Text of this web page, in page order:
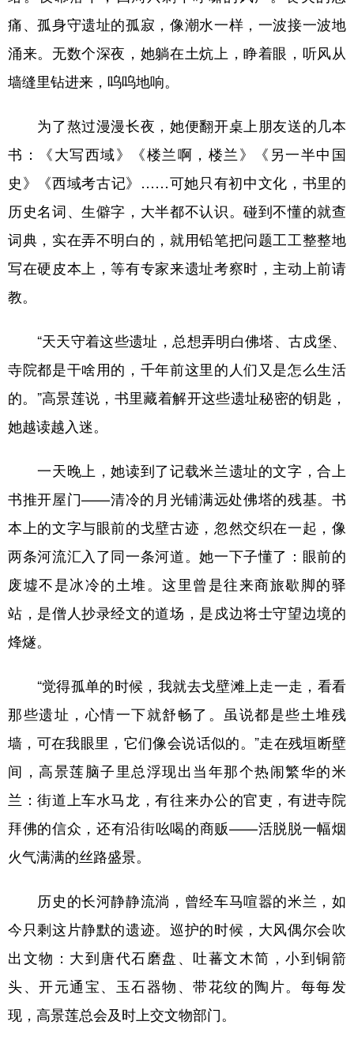
痛、孤身守遗址的孤寂，像潮水一样，一波接一波地
涌来。无数个深夜，她躺在土炕上，睁着眼，听风从
墙缝里钻进来，呜呜地响。
为了熬过漫漫长夜，她便翻开桌上朋友送的几本
书：《大写西域》《楼兰啊，楼兰》《另一半中国
史》《西域考古记》……可她只有初中文化，书里的
历史名词、生僻字，大半都不认识。碰到不懂的就查
词典，实在弄不明白的，就用铅笔把问题工工整整地
写在硬皮本上，等有专家来遗址考察时，主动上前请
教。
“天天守着这些遗址，总想弄明白佛塔、古戍堡、
寺院都是干啥用的，千年前这里的人们又是怎么生活
的。”高景莲说，书里藏着解开这些遗址秘密的钥匙，
她越读越入迷。
一天晚上，她读到了记载米兰遗址的文字，合上
书推开屋门——清冷的月光铺满远处佛塔的残基。书
本上的文字与眼前的戈壁古迹，忽然交织在一起，像
两条河流汇入了同一条河道。她一下子懂了：眼前的
废墟不是冰冷的土堆。这里曾是往来商旅歇脚的驿
站，是僧人抄录经文的道场，是戍边将士守望边境的
烽燧。
“觉得孤单的时候，我就去戈壁滩上走一走，看看
那些遗址，心情一下就舒畅了。虽说都是些土堆残
墙，可在我眼里，它们像会说话似的。”走在残垣断壁
间，高景莲脑子里总浮现出当年那个热闹繁华的米
兰：街道上车水马龙，有往来办公的官吏，有进寺院
拜佛的信众，还有沿街吆喝的商贩——活脱脱一幅烟
火气满满的丝路盛景。
历史的长河静静流淌，曾经车马喧嚣的米兰，如
今只剩这片静默的遗迹。巡护的时候，大风偶尔会吹
出文物：大到唐代石磨盘、吐蕃文木简，小到铜箭
头、开元通宝、玉石器物、带花纹的陶片。每每发
现，高景莲总会及时上交文物部门。